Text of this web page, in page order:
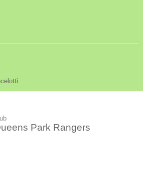
Park Rangers